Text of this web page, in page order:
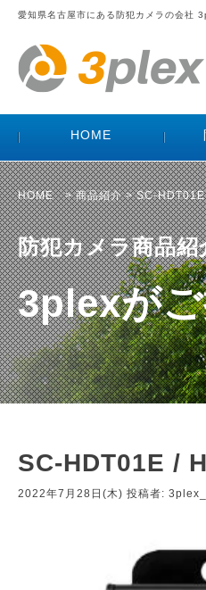
愛知県名古屋市にある防犯カメラの会社
HOME
HOME>商品紹介> SC-HDT01E
防犯カメラ商品紹
3plexが
SC-HDT01E /
2022年7月28日(木) 投稿者: